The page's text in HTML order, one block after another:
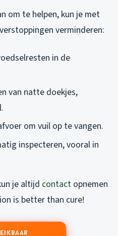
om te helpen, kun je met
verminderen:
in de
van natte doekjes,
om vuil op te vangen.
inspecteren, vooral in
je altijd contact opnemen
is better than cure!